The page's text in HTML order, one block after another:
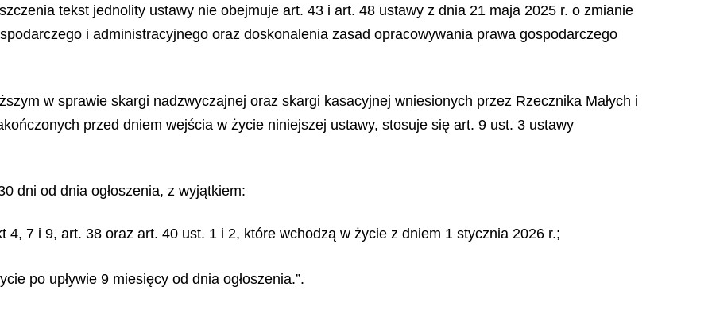
tekst jednolity ustawy nie obejmuje art. 43 i art. 48 ustawy z dnia 21 maja 2025 r. o zmianie
i administracyjnego oraz doskonalenia zasad opracowywania prawa gospodarczego
w sprawie skargi nadzwyczajnej oraz skargi kasacyjnej wniesionych przez Rzecznika Małych i
przed dniem wejścia w życie niniejszej ustawy, stosuje się art. 9 ust. 3 ustawy
dni od dnia ogłoszenia, z wyjątkiem:
4, 7 i 9, art. 38 oraz art. 40 ust. 1 i 2, które wchodzą w życie z dniem 1 stycznia 2026 r.;
po upływie 9 miesięcy od dnia ogłoszenia.”.